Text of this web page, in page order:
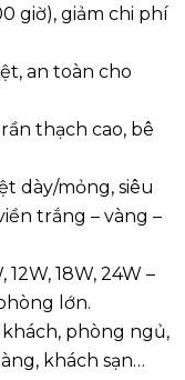
giờ), giảm chi phí
an toàn cho
thạch cao, bê
dày/mỏng, siêu
trắng – vàng –
12W, 18W, 24W –
lớn.
phòng ngủ,
khách sạn…